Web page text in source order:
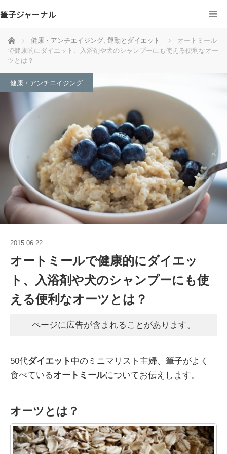
筆子ジャーナル
ホーム 健康・アンチエイジング, 運動とダイエット
オートミール
で健康的にダイエット、入浴剤や犬のシャンプーにも使える便利なオー
ツとは？
健康・アンチエイジング
2015.06.22
オートミールで健康的にダイエッ
ト、入浴剤や犬のシャンプーにも使
える便利なオーツとは？
ページに広告が含まれることがあります。
50代ダイエット 中のミニマリスト主婦、筆子がよく
食べているオートミールについてお伝えします。
オーツとは？